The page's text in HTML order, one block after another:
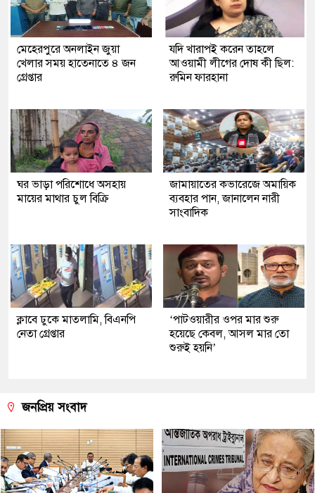
মেহেরপুরে অনলাইন জুয়া
খেলার সময় হাতেনাতে ৪ জন
গ্রেপ্তার
যদি খারাপই করেন তাহলে
আওয়ামী লীগের দোষ কী ছিল:
রুমিন ফারহানা
ঘর ভাড়া পরিশোধে অসহায়
মায়ের মাথার চুল বিক্রি
জামায়াতের কভারেজে অমায়িক
ব্যবহার পান, জানালেন নারী
সাংবাদিক
ক্লাবে ঢুকে মাতলামি, বিএনপি
নেতা গ্রেপ্তার
‘পাটওয়ারীর ওপর মার শুরু
হয়েছে কেবল, আসল মার তো
শুরুই হয়নি’
জনপ্রিয় সংবাদ